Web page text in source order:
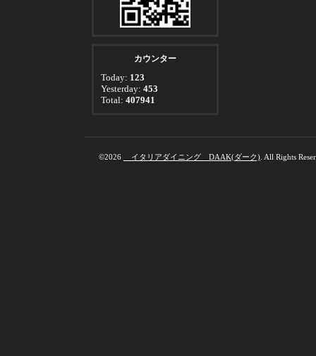
カウンター
Today: 123
Yesterday: 453
Total: 407941
©2026 イタリアダイニング DAAK(ダーク) . All Rights